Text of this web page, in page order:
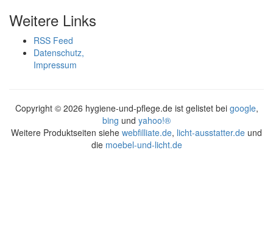
Weitere Links
RSS Feed
Datenschutz,
Impressum
Copyright © 2026 hygiene-und-pflege.de ist gelistet bei google,
bing und yahoo!®
Weitere Produktseiten siehe webfilliate.de, licht-ausstatter.de und
die moebel-und-licht.de